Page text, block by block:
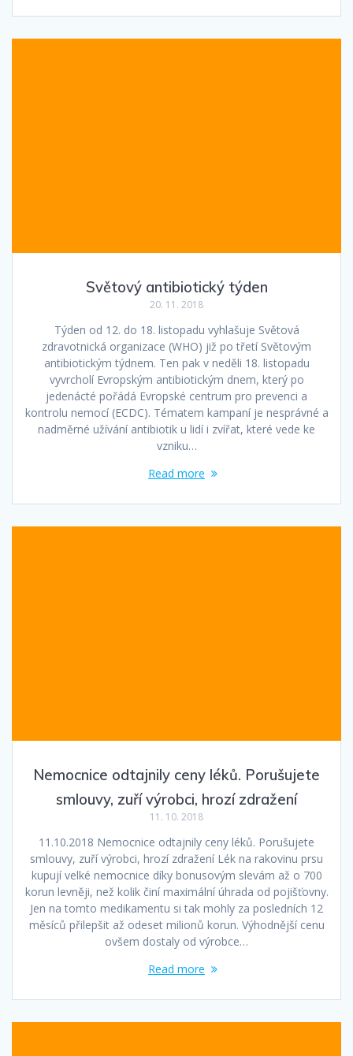
Světový antibiotický týden
20. 11. 2018
Týden od 12. do 18. listopadu vyhlašuje Světová
zdravotnická organizace (WHO) již po třetí Světovým
antibiotickým týdnem. Ten pak v neděli 18. listopadu
vyvrcholí Evropským antibiotickým dnem, který po
jedenácté pořádá Evropské centrum pro prevenci a
kontrolu nemocí (ECDC). Tématem kampaní je nesprávné a
nadměrné užívání antibiotik u lidí i zvířat, které vede ke
vzniku…
Read more
Nemocnice odtajnily ceny léků. Porušujete
smlouvy, zuří výrobci, hrozí zdražení
11. 10. 2018
11.10.2018 Nemocnice odtajnily ceny léků. Porušujete
smlouvy, zuří výrobci, hrozí zdražení Lék na rakovinu prsu
kupují velké nemocnice díky bonusovým slevám až o 700
korun levněji, než kolik činí maximální úhrada od pojišťovny.
Jen na tomto medikamentu si tak mohly za posledních 12
měsíců přilepšit až o­deset milionů korun. Výhodnější cenu
ovšem dostaly od výrobce…
Read more